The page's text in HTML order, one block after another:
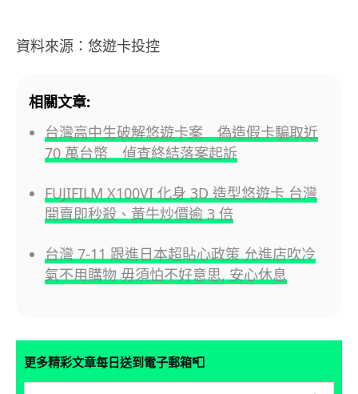
資料來源：悠遊卡投控
相關文章:
台灣高中生破解悠遊卡案 偽造假卡騙取近
70 萬台幣 偵查終結落案起訴
FUJIFILM X100VI 化身 3D 造型悠遊卡 台灣
開賣即秒殺、黃牛炒價逾 3 倍
台灣 7-11 跟進日本超貼心政策 允進店吹冷
氣不用購物 毋須怕不好意思, 安心休息
更多精彩文章每日送到電子郵箱📮